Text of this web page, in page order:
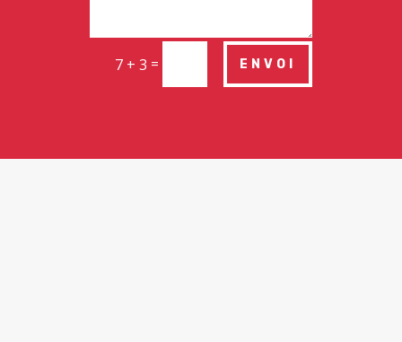
7 + 3 = ENVOI